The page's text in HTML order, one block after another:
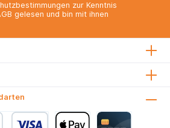
zur Kenntnis
gelesen und bin mit ihnen